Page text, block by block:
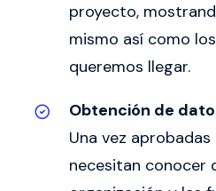
proyecto,
mismo así como
queremos llegar.
Obtención de
Una vez
necesitan conocer